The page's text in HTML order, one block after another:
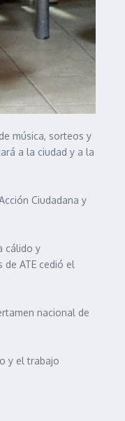
música, sorteos y
a la ciudad y a la
Ciudadana y
cálido y
ATE cedió el
nacional de
y el trabajo